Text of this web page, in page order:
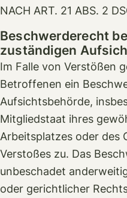
NACH ART. 21 ABS. 2
Beschwerde­recht
zuständigen
Im Falle von Verstößen
Betroffenen ein
Aufsichtsbehörde,
Mitgliedstaat ihres
Arbeitsplatzes oder des
Verstoßes zu. Das
unbeschadet
oder gerichtlicher